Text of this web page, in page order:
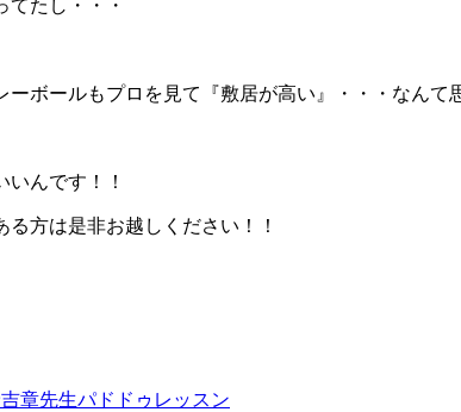
てたし・・・
ーボールもプロを見て『敷居が高い』・・・なんて
いんです！！
る方は是非お越しください！！
章先生パドドゥレッスン